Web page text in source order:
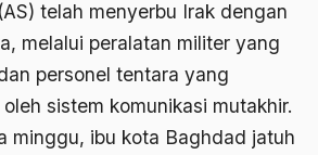
telah menyerbu Irak dengan
melalui peralatan militer yang
personel tentara yang
sistem komunikasi mutakhir.
minggu, ibu kota Baghdad jatuh